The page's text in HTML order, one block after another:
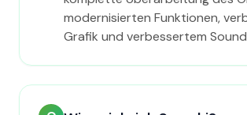
modernisierten Funktionen,
Grafik und verbessertem